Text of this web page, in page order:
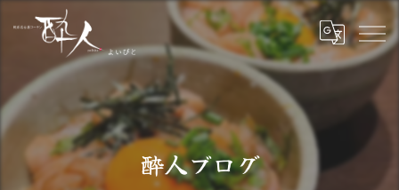
酔人ブログ